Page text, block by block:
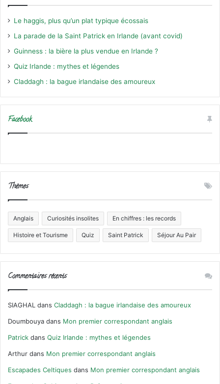
Le haggis, plus qu’un plat typique écossais
La parade de la Saint Patrick en Irlande (avant covid)
Guinness : la bière la plus vendue en Irlande ?
Quiz Irlande : mythes et légendes
Claddagh : la bague irlandaise des amoureux
Facebook
Thèmes
Anglais Curiosités insolites En chiffres : les records
Histoire et Tourisme Quiz Saint Patrick Séjour Au Pair
Commentaires récents
SIAGHAL dans Claddagh : la bague irlandaise des amoureux
Doumbouya dans Mon premier correspondant anglais
Patrick dans Quiz Irlande : mythes et légendes
Arthur dans Mon premier correspondant anglais
Escapades Celtiques dans Mon premier correspondant anglais